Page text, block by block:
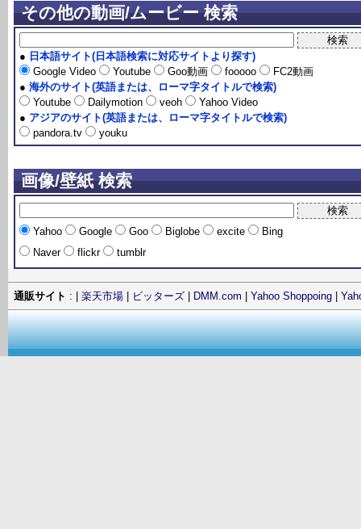
その他の動画/ムービー 検索
● 日本語サイト(日本語検索に対応サイトより探す)
Google Video
Youtube Goo動画 fooooo
FC2動画
● 海外のサイト(英語または、ローマ字タイトルで検索)
Youtube
Dailymotion veoh
Yahoo Video
● アジアのサイト(英語または、ローマ字タイトルで検索)
pandora.tv
youku
画像/壁紙 検索
Yahoo Google Goo Biglobe excite
Bing
Naver
flickr tumblr
通販サイト : | 楽天市場 ビッターズ DMM.com Yahoo Shoppoing